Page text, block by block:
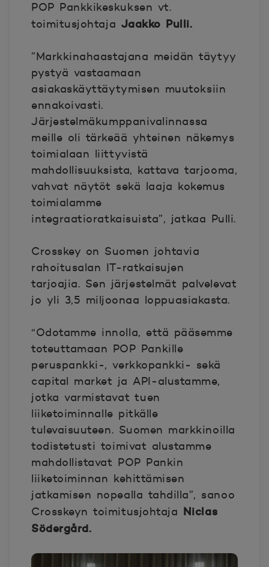
POP Pankkikeskuksen vt.
toimitusjohtaja Jaakko Pulli.
”Markkinahaastajana meidän täytyy
pystyä vastaamaan
asiakaskäyttäytymisen muutoksiin
ennakoivasti.
Järjestelmäkumppanivalinnassa
meille oli tärkeää yhteinen näkemys
toimialaan liittyvistä
mahdollisuuksista, kattava tarjooma,
vahvat näytöt sekä laaja kokemus
toimialamme
integraatioratkaisuista”, jatkaa Pulli.
Crosskey on Suomen johtavia
rahoitusalan IT-ratkaisujen
tarjoajia. Sen järjestelmät palvelevat
jo yli 3,5 miljoonaa loppuasiakasta.
“Odotamme innolla, että pääsemme
toteuttamaan POP Pankille
peruspankki-, verkkopankki- sekä
capital market ja API-alustamme,
jotka varmistavat tuen
liiketoiminnalle pitkälle
tulevaisuuteen. Suomen markkinoilla
todistetusti toimivat alustamme
mahdollistavat POP Pankin
liiketoiminnan kehittämisen
jatkamisen nopealla tahdilla”, sanoo
Crosskeyn toimitusjohtaja Niclas
Södergård.